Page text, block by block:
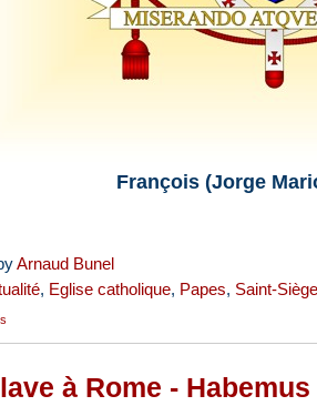
François (Jorge
Arnaud Bunel
, Eglise catholique, Papes, Saint-Siège
à Rome -